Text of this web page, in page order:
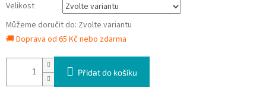
Velikost
Můžeme doručit do: Zvolte variantu
🚚 Doprava od 65 Kč nebo zdarma
Přidat do košíku